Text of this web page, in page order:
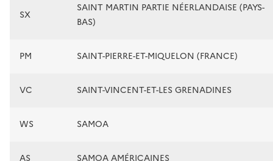
SX
SAINT MARTIN PARTIE NÉERLANDAISE (PAYS-
BAS)
PM SAINT-PIERRE-ET-MIQUELON (FRANCE)
VC SAINT-VINCENT-ET-LES GRENADINES
WS SAMOA
AS SAMOA AMÉRICAINES